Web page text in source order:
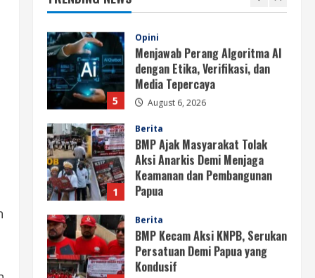
4
5
Opini
Menjawab Perang Algoritma AI
dengan Etika, Verifikasi, dan
Media Tepercaya
August 6, 2026
1
Berita
BMP Ajak Masyarakat Tolak
Aksi Anarkis Demi Menjaga
Keamanan dan Pembangunan
Papua
Berita
BMP Kecam Aksi KNPB, Serukan
Persatuan Demi Papua yang
Kondusif